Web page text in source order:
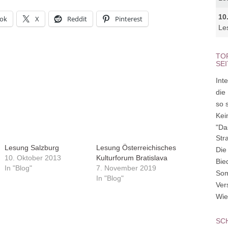
X Reddit Pinterest
Lesung Salzburg
10. Oktober 2013
In "Blog"
Lesung Österreichisches
Kulturforum Bratislava
7. November 2019
In "Blog"
die
so